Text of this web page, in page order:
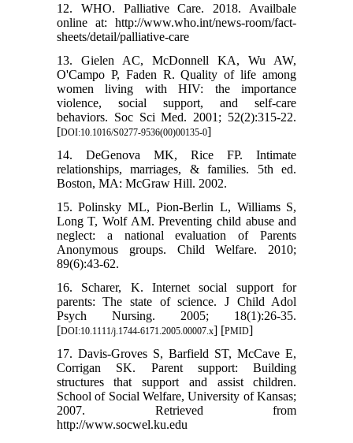
12. WHO. Palliative Care. 2018. Availbale
online at: http://www.who.int/news-room/fact-
sheets/detail/palliative-care
13. Gielen AC, McDonnell KA, Wu AW,
O'Campo P, Faden R. Quality of life among
women living with HIV: the importance
violence, social support, and self-care
behaviors. Soc Sci Med. 2001; 52(2):315-22.
[DOI:10.1016/S0277-9536(00)00135-0]
14. DeGenova MK, Rice FP. Intimate
relationships, marriages, & families. 5th ed.
Boston, MA: McGraw Hill. 2002.
15. Polinsky ML, Pion-Berlin L, Williams S,
Long T, Wolf AM. Preventing child abuse and
neglect: a national evaluation of Parents
Anonymous groups. Child Welfare. 2010;
89(6):43-62.
16. Scharer, K. Internet social support for
parents: The state of science. J Child Adol
Psych Nursing. 2005; 18(1):26-35.
[DOI:10.1111/j.1744-6171.2005.00007.x] [PMID]
17. Davis-Groves S, Barfield ST, McCave E,
Corrigan SK. Parent support: Building
structures that support and assist children.
School of Social Welfare, University of Kansas;
2007. Retrieved from
http://www.socwel.ku.edu